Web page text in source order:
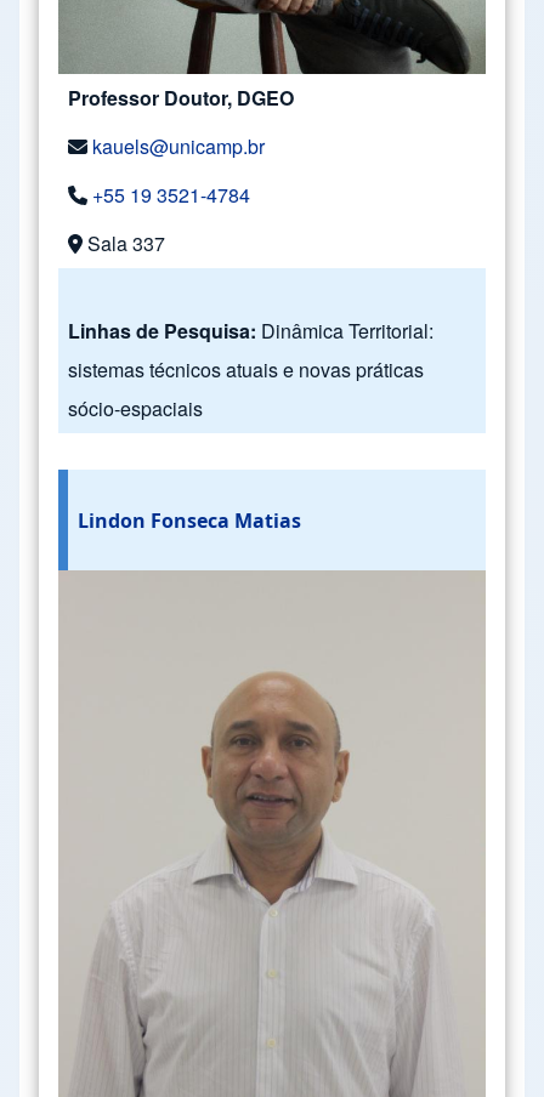
Professor Doutor, DGEO
kauels@unicamp.br
+55 19 3521-4784
Sala 337
Linhas de Pesquisa: Dinâmica Territorial:
sistemas técnicos atuais e novas práticas
sócio-espaciais
Lindon Fonseca Matias